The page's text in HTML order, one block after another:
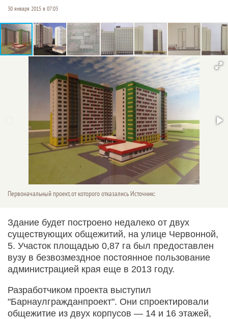
30 января 2015 в 07:03
Первоначальный проект, от которого отказались Источник:
Здание будет построено недалеко от двух
существующих общежитий, на улице Червонной,
5. Участок площадью 0,87 га был предоставлен
вузу в безвозмездное постоянное пользование
администрацией края еще в 2013 году.
Разработчиком проекта выступил
"Барнаулгражданпроект". Они спроектировали
общежитие из двух корпусов — 14 и 16 этажей,